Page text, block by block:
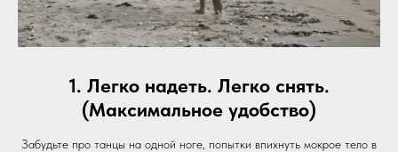
1. Легко надеть. Легко снять.
(Максимальное удобство)
Забудьте про танцы на одной ноге, попытки впихнуть мокрое тело в